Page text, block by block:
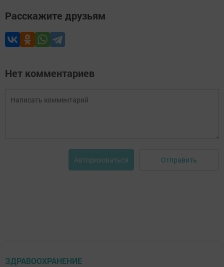
Расскажите друзьям
Нет комментариев
Авторизоваться Отправить
ЗДРАВООХРАНЕНИЕ